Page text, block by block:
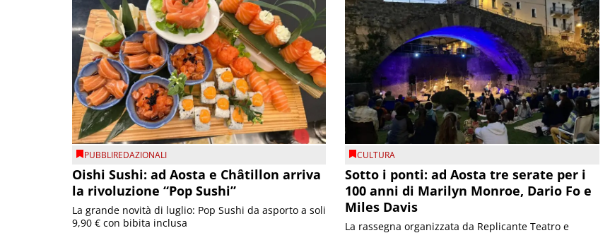
PUBBLIREDAZIONALI
Oishi Sushi: ad Aosta e Châtillon arriva
la rivoluzione “Pop Sushi”
La grande novità di luglio: Pop Sushi da asporto a soli
9,90 € con bibita inclusa
CULTURA
Sotto i ponti: ad Aosta tre serate per i
100 anni di Marilyn Monroe, Dario Fo e
Miles Davis
La rassegna organizzata da Replicante Teatro e